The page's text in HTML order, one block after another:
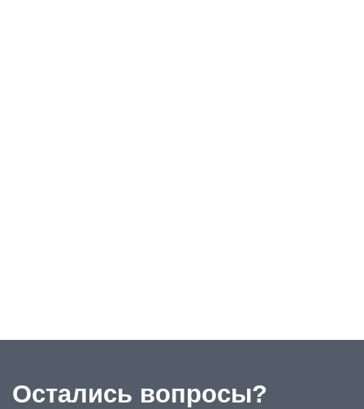
Остались вопросы?